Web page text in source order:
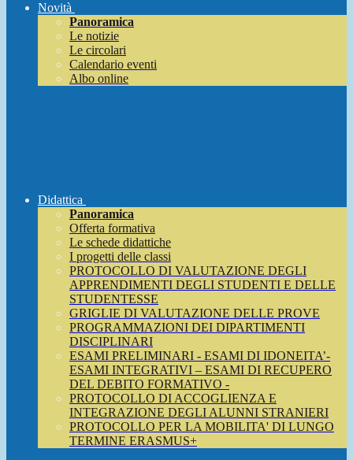
Novità
Panoramica
Le notizie
Le circolari
Calendario eventi
Albo online
Didattica
Panoramica
Offerta formativa
Le schede didattiche
I progetti delle classi
PROTOCOLLO DI VALUTAZIONE DEGLI
APPRENDIMENTI DEGLI STUDENTI E DELLE
STUDENTESSE
GRIGLIE DI VALUTAZIONE DELLE PROVE
PROGRAMMAZIONI DEI DIPARTIMENTI
DISCIPLINARI
ESAMI PRELIMINARI - ESAMI DI IDONEITA’-
ESAMI INTEGRATIVI – ESAMI DI RECUPERO
DEL DEBITO FORMATIVO -
PROTOCOLLO DI ACCOGLIENZA E
INTEGRAZIONE DEGLI ALUNNI STRANIERI
PROTOCOLLO PER LA MOBILITA' DI LUNGO
TERMINE ERASMUS+